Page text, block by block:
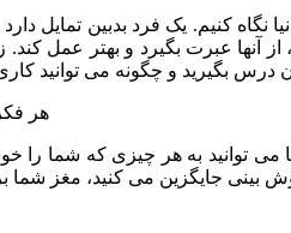
نگاه کنیم. یک فرد بدبین تمایل
از آنها عبرت بگیرد و بهتر عمل
درس بگیرید و چگونه می توانید
۲- هر
می توانید به هر چیزی که شما